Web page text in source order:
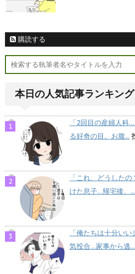
購読する
本日の人気記事ランキング
「2回目の産婦人科
る好奇の目。お腹...
「これ、どうした
けた息子…帰宅後、...
「俺たちは十分い
気投合…家事から逃...